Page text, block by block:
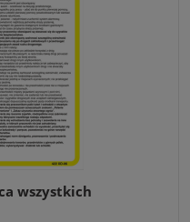
wszystkich